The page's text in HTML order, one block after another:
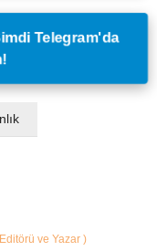
Telegram'da
ve Yazar )